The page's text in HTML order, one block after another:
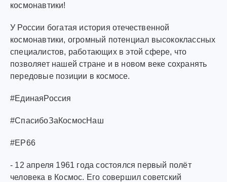
космонавтики!
У России богатая история отечественной
космонавтики, огромный потенциал высококлассных
специалистов, работающих в этой сфере, что
позволяет нашей стране и в новом веке сохранять
передовые позиции в космосе.
#ЕдинаяРоссия
#СпасибоЗаКосмосНаш
#ЕР66
- 12 апреля 1961 года состоялся первый полёт
человека в Космос. Его совершил советский